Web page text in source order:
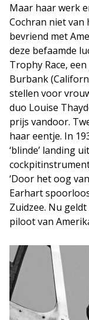
Maar haar werk
Cochran niet van
bevriend met
deze befaamde
Trophy Race,
Burbank
stellen voor
duo Louise
prijs vandoor.
haar eentje. In
‘blinde’ landing
‘Door het oog
Earhart
Zuidzee. Nu
piloot van